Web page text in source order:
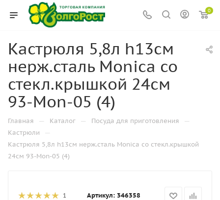
0
Кастрюля 5,8л h13см
нерж.сталь Monica со
стекл.крышкой 24см
93-Mon-05 (4)
Главная — Каталог — Посуда для приготовления —
Кастрюли —
Кастрюля 5,8л h13см нерж.сталь Monica со стекл.крышкой
24см 93-Mon-05 (4)
1 Артикул: 346358